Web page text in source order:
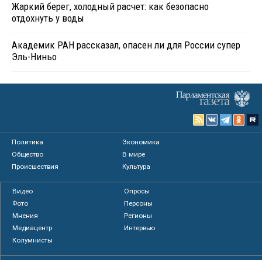
Жаркий берег, холодный расчет: как безопасно
отдохнуть у воды
Академик РАН рассказал, опасен ли для России супер
Эль-Ниньо
Политика
Экономика
Общество
В мире
Происшествия
Культура
Видео
Опросы
Фото
Персоны
Мнения
Регионы
Медиацентр
Интервью
Колумнисты